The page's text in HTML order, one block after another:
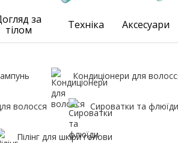
за
тілом
Техніка Аксесуари
Кондиціонери для
волосся Сироватки та флюїди
Пілінг для шкіри голови